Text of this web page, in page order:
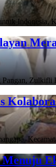
Zulkifli
Menuju